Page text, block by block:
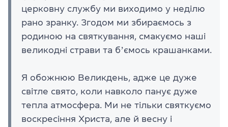
церковну службу ми виходимо у неділю
рано зранку. Згодом ми збираємось з
родиною на святкування, смакуємо наші
великодні страви та бʼємось крашанками.
Я обожнюю Великдень, адже це дуже
світле свято, коли навколо панує дуже
тепла атмосфера. Ми не тільки святкуємо
воскресіння Христа, але й весну і